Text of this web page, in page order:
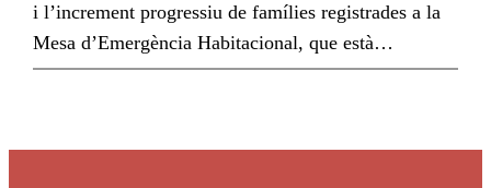
i l’increment progressiu de famílies registrades a la
Mesa d’Emergència Habitacional, que està…